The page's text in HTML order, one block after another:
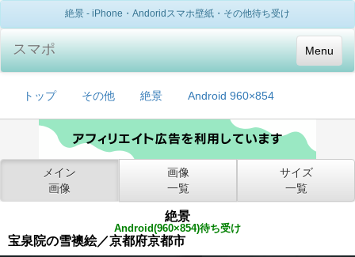
絶景 - iPhone・Andoridスマホ壁紙・その他待ち受け
Menu
スマポ
トップ その他 絶景 Android 960×854
メイン
画像
画像
一覧
サイズ
一覧
絶景
Android(960×854)待ち受け
宝泉院の雪襖絵／京都府京都市